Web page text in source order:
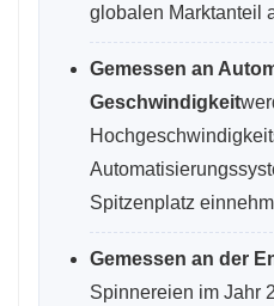
globalen Marktanteil
Gemessen an
Geschwindigkeit
Spitzenplatz
Gemessen an der
Spinnereien im Jahr